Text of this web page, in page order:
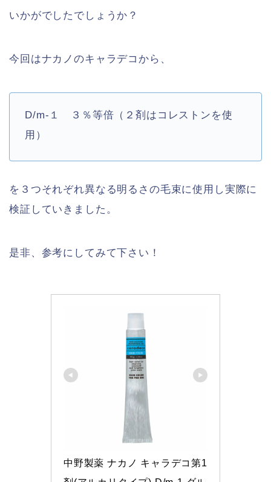
いかがでしたでしょうか？
今回はナカノのキャラデコから、
D/m-１ ３％等倍（２剤はコレストンを使
用）
を３つそれぞれ異なる明るさの毛束に使用し実際に
検証していきました。
是非、参考にしてみて下さい！
中野製薬 ナカノ キャラデコ第1